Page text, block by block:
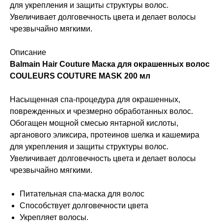
для укрепления и защиты структуры волос.
Увеличивает долговечность цвета и делает волосы
чрезвычайно мягкими.
Описание
Balmain Hair Couture Маска для окрашенных волос
COULEURS COUTURE MASK 200 мл
Насыщенная спа-процедура для окрашенных,
поврежденных и чрезмерно обработанных волос.
Обогащен мощной смесью янтарной кислоты,
арганового эликсира, протеинов шелка и кашемира
для укрепления и защиты структуры волос.
Увеличивает долговечность цвета и делает волосы
чрезвычайно мягкими.
Питательная спа-маска для волос
Способствует долговечности цвета
Укрепляет волосы.